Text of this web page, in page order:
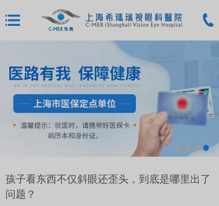
孩子看东西不仅斜眼还歪头，到底是哪里出了
问题？